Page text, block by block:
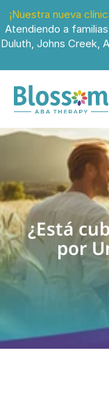
¡Nuestra nueva
Atendiendo a
Duluth, Johns Creek,
¿Está
por